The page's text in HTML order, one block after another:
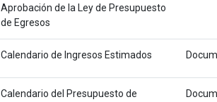
Aprobación de la Ley de Presupuesto
de Egresos
Calendario de Ingresos Estimados
Calendario del Presupuesto de